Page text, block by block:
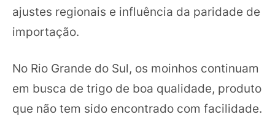
ajustes regionais e influência da paridade de
importação.
No Rio Grande do Sul, os moinhos continuam
em busca de trigo de boa qualidade, produto
que não tem sido encontrado com facilidade.